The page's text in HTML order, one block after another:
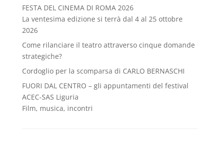
FESTA DEL CINEMA DI ROMA 2026
La ventesima edizione si terrà dal 4 al 25 ottobre
2026
Come rilanciare il teatro attraverso cinque domande
strategiche?
Cordoglio per la scomparsa di CARLO BERNASCHI
FUORI DAL CENTRO – gli appuntamenti del festival
ACEC-SAS Liguria
Film, musica, incontri